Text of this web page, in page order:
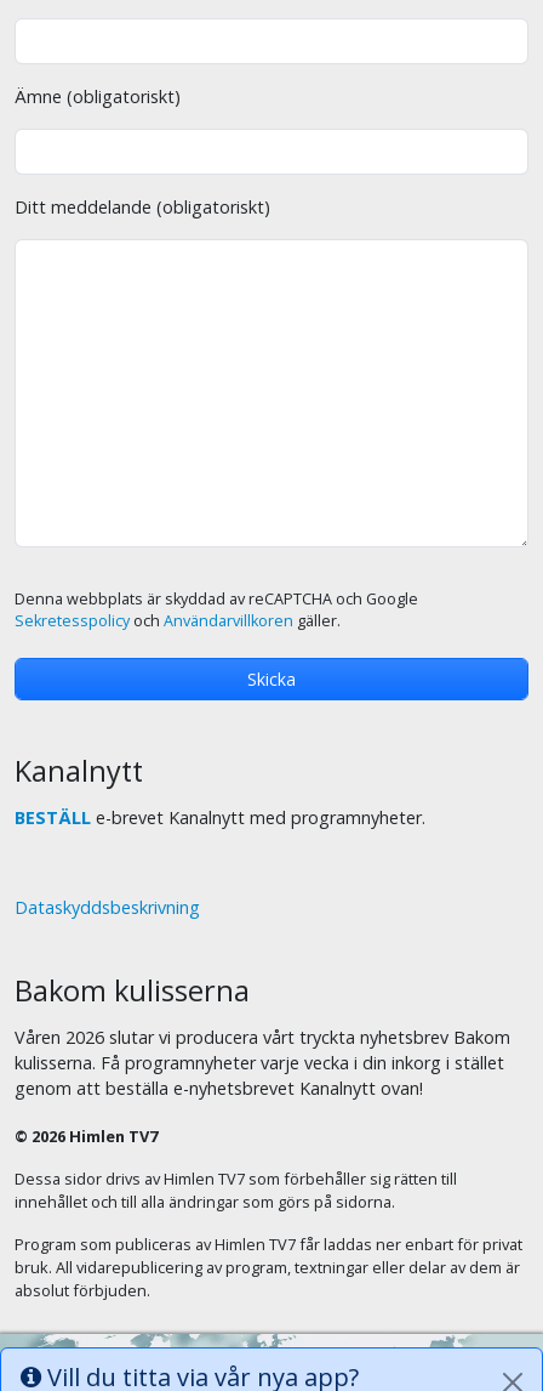
Ämne (obligatoriskt)
Ditt meddelande (obligatoriskt)
Denna webbplats är skyddad av reCAPTCHA och Google
Sekretesspolicyoch Användarvillkoren gäller.
Kanalnytt
BESTÄLL e-brevet Kanalnytt med programnyheter.
Dataskyddsbeskrivning
Bakom kulisserna
Våren 2026 slutar vi producera vårt tryckta nyhetsbrev Bakom
kulisserna. Få programnyheter varje vecka i din inkorg i stället
genom att beställa e-nyhetsbrevet Kanalnytt ovan!
Vill du titta via vår nya app?
© 2026 Himlen TV7
Dessa sidor drivs av Himlen TV7 som förbehåller sig rätten till
innehållet och till alla ändringar som görs på sidorna.
Program som publiceras av Himlen TV7 får laddas ner enbart för privat
bruk. All vidarepublicering av program, textningar eller delar av dem är
absolut förbjuden.